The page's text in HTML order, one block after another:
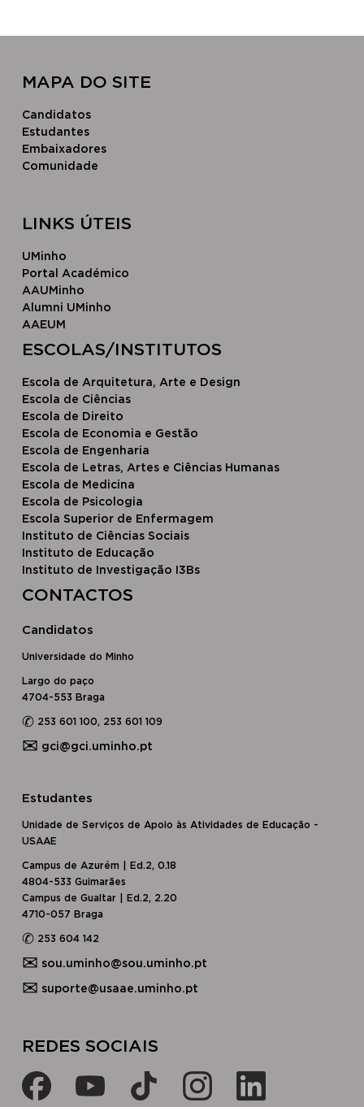
MAPA DO SITE
Candidatos
Estudantes
Embaixadores
Comunidade
LINKS ÚTEIS
UMinho
Portal Académico
AAUMinho
Alumni UMinho
AAEUM
​ESCOLAS/INSTITUTOS​
Escola de Arquitetura, Arte e Design
Escola ​de Ciências
Escola d​e Direito
Escola de Economia e Gestão
Escola de Engenharia
Escola de Letras, Artes e Ciências Humanas
Escola de Medicina
Escola de Psicologia
Escola Superior de Enfermagem
Instituto de Ciências Sociais
Instituto de Educação
Instituto de Investigação I3Bs
CONTACTOS
Candidatos
Universidade do Minho
Largo do paço
4704-553 Braga
✆253 601 100, 253 601 109
✉ gci@gci.uminho.pt
Estudantes
Unidade de Serviços de Apoio às Atividades de Educação -
USAAE
Campus de Azurém | Ed.2, 0.18
4804-533 Guimarães
Campus de Gualtar | Ed.2, 2.20
4710-057 Braga
✆253 604 142
✉ sou.uminho@sou.uminho.pt
✉ suporte@usaae.uminho.pt
​​REDES SOCIAIS​